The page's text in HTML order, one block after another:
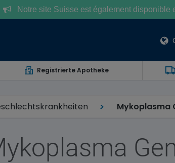
Notre site Suisse est également disponible
Registrierte Apotheke
Mykoplasma